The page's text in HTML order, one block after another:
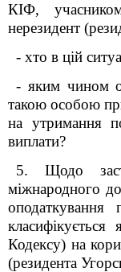
КІФ,
нерезидент
- хто в цій
- яким чином
такою особою
на утримання
виплати?
5. Щодо
міжнародного
Кодексу) на
(резидента